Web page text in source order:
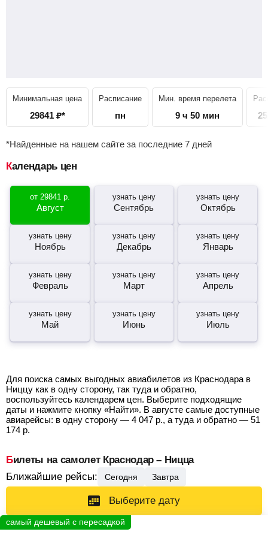
Минимальная цена
29841 ₽*
Расписание
пн
Мин. время перелета
9 ч 50 мин
*Найденные на нашем сайте за последние 7 дней
Календарь цен
от29841 р.
Август
узнать цену
Сентябрь
узнать цену
Октябрь
узнать цену
Ноябрь
узнать цену
Декабрь
узнать цену
Январь
узнать цену
Февраль
узнать цену
Март
узнать цену
Апрель
узнать цену
Май
узнать цену
Июнь
узнать цену
Июль
Для поиска самых выгодных авиабилетов из Краснодара в
Ниццу как в одну сторону, так туда и обратно,
воспользуйтесь календарем цен. Выберите подходящие
даты и нажмите кнопку «Найти». В августе самые доступные
авиарейсы: в одну сторону — 4 047 р., а туда и обратно — 51
174 р.
Билеты на самолет Краснодар – Ницца
Ближайшие рейсы:
Сегодня Завтра
Выберите дату